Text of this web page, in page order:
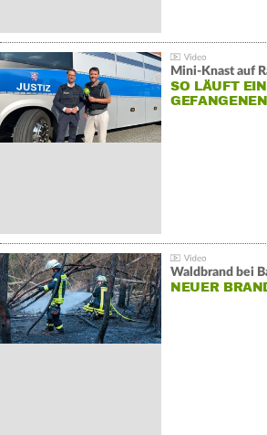
Mini-Knast auf
SO LÄUFT EIN
Waldbrand bei
NEUER